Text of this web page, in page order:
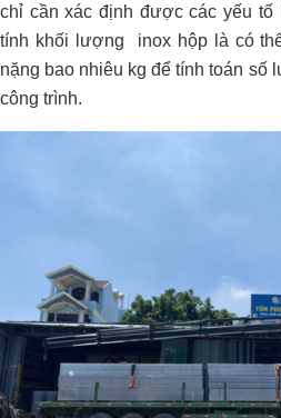
chỉ cần xác định được các yếu tố
tính khối lượng inox hộp là có
nặng bao nhiêu kg để tính toán số
công trình.